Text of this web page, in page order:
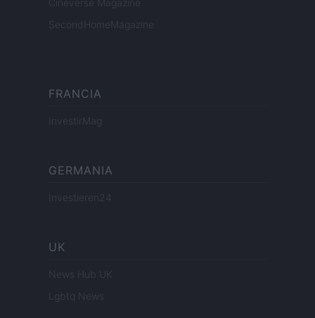
Cineverse Magazine
SecondHomeMagazine
FRANCIA
InvestirMag
GERMANIA
Investieren24
UK
News Hub UK
Lgbtq News